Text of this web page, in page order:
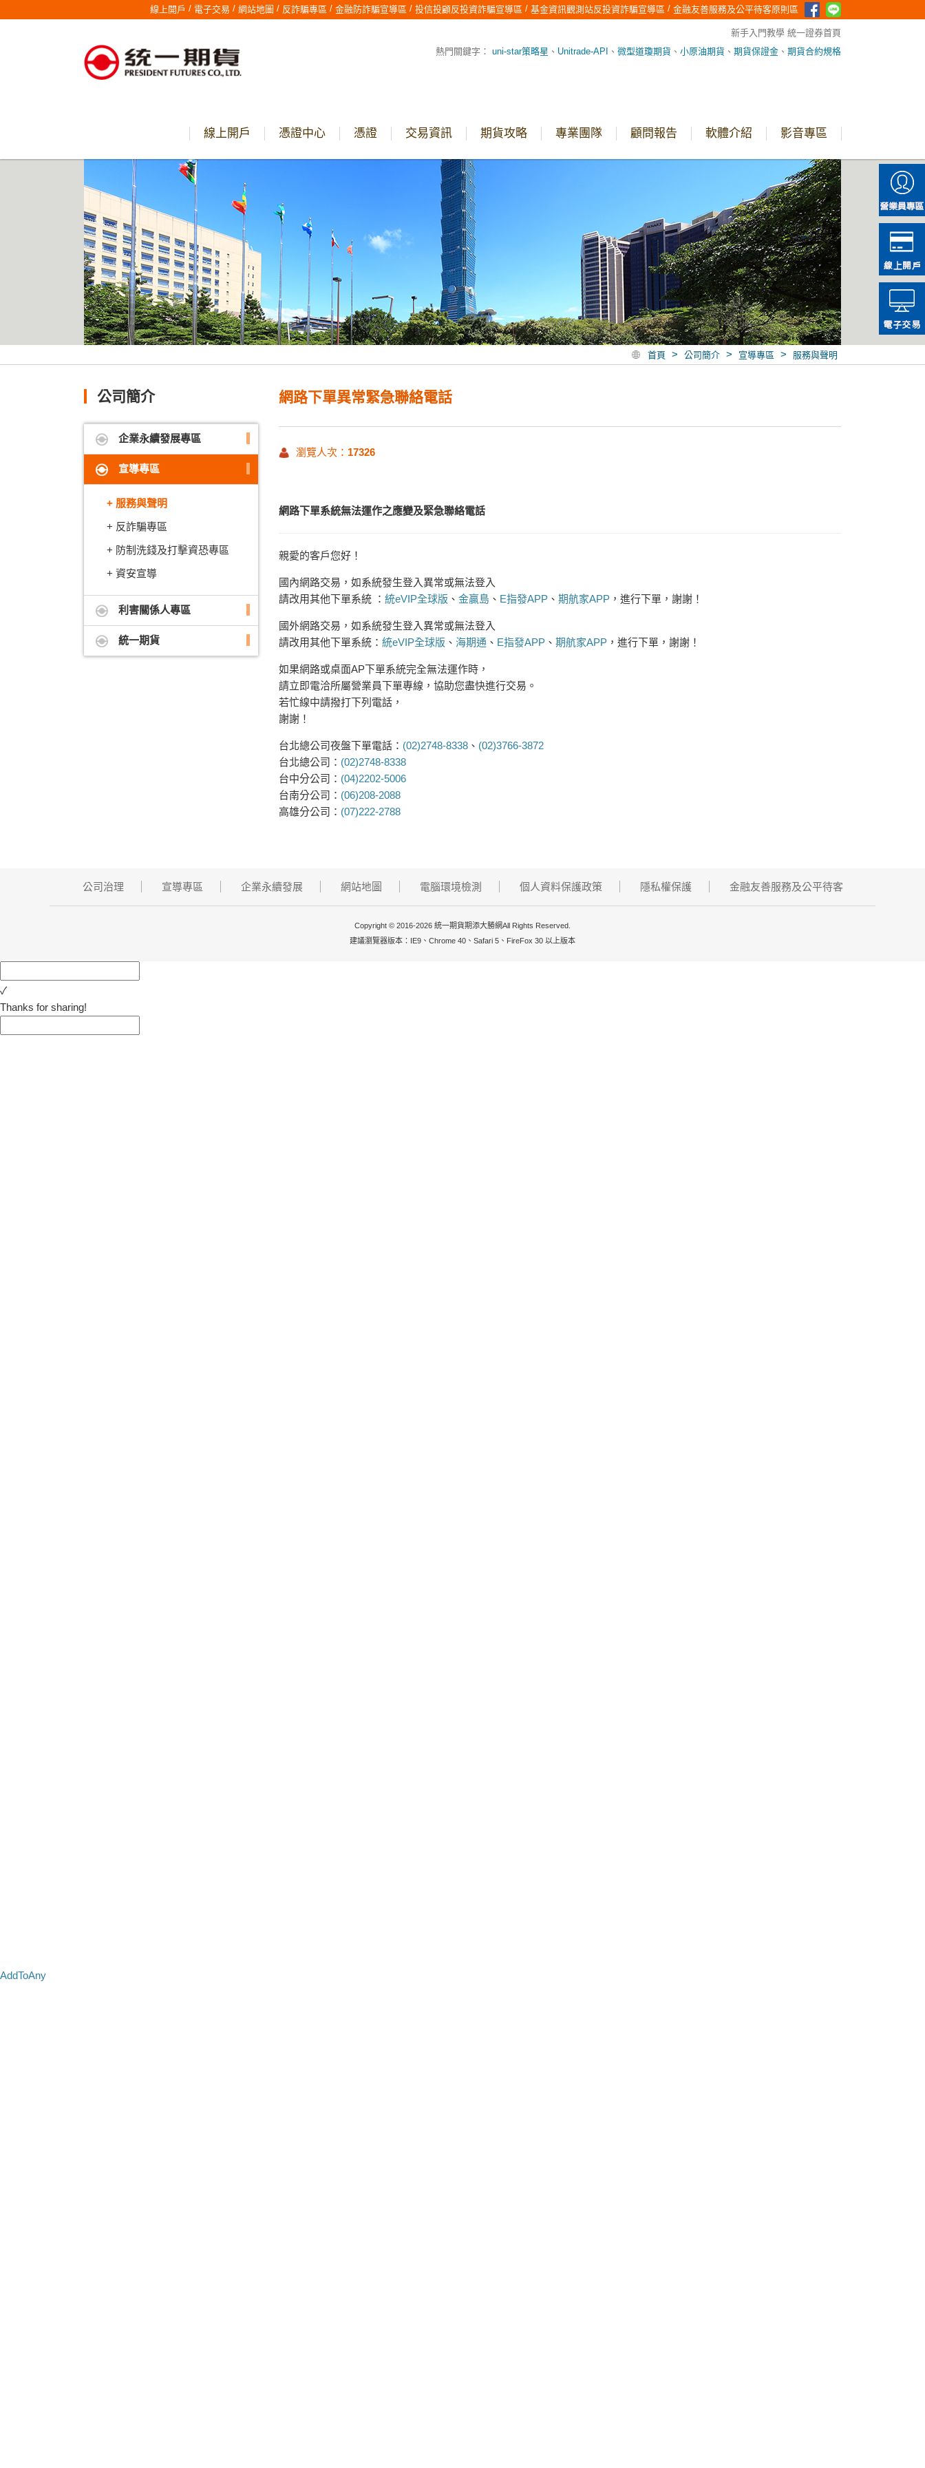
線上開戶 / 電子交易 / 網站地圖 / 反詐騙專區 / 金融防詐騙宣導區 / 投信投顧反投資詐騙宣導區 / 基金資訊觀測站反投資詐騙宣導區 / 金融友善服務及公平待客原則區
新手入門教學 統一證券首頁
熱門關鍵字： uni-star策略星 、 Unitrade-API 、 微型道瓊期貨 、 小原油期貨 、 期貨保證金 、 期貨合約規格
線上開戶 憑證中心 憑證 交易資訊 期貨攻略 專業團隊 顧問報告 軟體介紹 影音專區
首頁 > 公司簡介 > 宣導專區 > 服務與聲明
公司簡介
企業永續發展專區
宣導專區
服務與聲明
反詐騙專區
防制洗錢及打擊資恐專區
資安宣導
利害關係人專區
統一期貨
網路下單異常緊急聯絡電話
瀏覽人次： 17326
網路下單系統無法運作之應變及緊急聯絡電話
親愛的客戶您好！
國內網路交易 ， 如系統發生登入異常或無法登入
請改用其他下單系統 ： 統eVIP全球版 、 金贏島、 E指發APP、 期航家APP，進行下單，謝謝！
國外網路交易 ， 如系統發生登入異常或無法登入
請改用其他下單系統： 統eVIP全球版 、 海期通 、 E指發APP、 期航家APP，進行下單，謝謝！
如果網路或桌面AP下單系統完全無法運作時，
請立即電洽所屬營業員下單專線，協助您盡快進行交易。
若忙線中請撥打下列電話，
謝謝！
台北總公司夜盤下單電話： (02)2748-8338、 (02)3766-3872
台北總公司： (02)2748-8338
台中分公司： (04)2202-5006
台南分公司： (06)208-2088
高雄分公司： (07)222-2788
公司治理 宣導專區 企業永續發展 網站地圖 電腦環境檢測 個人資料保護政策 隱私權保護 金融友善服務及公平待客
Copyright © 2016-2026 統一期貨期添大勝網All Rights Reserved.
建議瀏覽器版本：IE9、Chrome 40、Safari 5、FireFox 30 以上版本
✓
Thanks for sharing!
AddToAny